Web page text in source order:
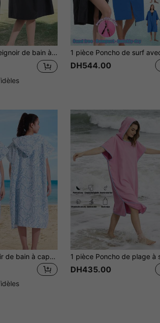
de plage unisexe pour adultes. Coupe-vent, protection solaire, isolant. Utilisation en extérieur, mariage, maison, salle de bain, plage, rentrée scolaire
DH544.00
1 pièce Peignoir de bain à capuche zippé style cachemire, ultra doux microfibre absorbante et séchage rapide, cape de bain chaude, serviette de plage pour adultes hommes et femmes, coupe-vent, protection UPF, utilisation intérieure, extérieure, mariage, décoration de salle de bain, tenue de plage, rentrée scolaire
DH435.00